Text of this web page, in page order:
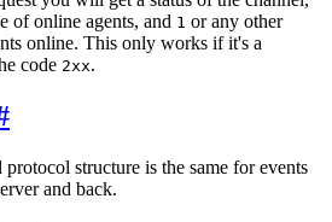
of online agents, and 1 or any other
online. This only works if it's a
code 2xx.
structure is the same for events
and back.